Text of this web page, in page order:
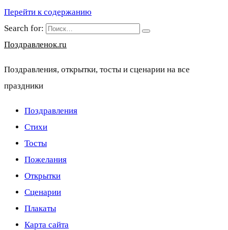
Перейти к содержанию
Search for:
Поздравленок.ru
Поздравления, открытки, тосты и сценарии на все
праздники
Поздравления
Стихи
Тосты
Пожелания
Открытки
Сценарии
Плакаты
Карта сайта